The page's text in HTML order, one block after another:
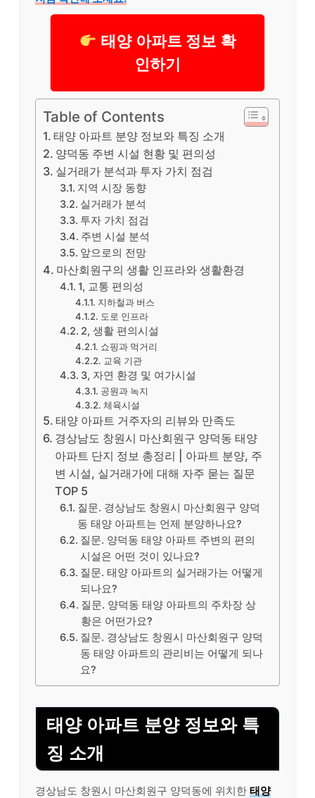
태양 아파트 정보 확
인하기
Table of Contents
태양 아파트 분양 정보와 특징 소개
양덕동 주변 시설 현황 및 편의성
실거래가 분석과 투자 가치 점검
지역 시장 동향
실거래가 분석
투자 가치 점검
주변 시설 분석
앞으로의 전망
마산회원구의 생활 인프라와 생활환경
1, 교통 편의성
지하철과 버스
도로 인프라
2, 생활 편의시설
쇼핑과 먹거리
교육 기관
3, 자연 환경 및 여가시설
공원과 녹지
체육시설
태양 아파트 거주자의 리뷰와 만족도
경상남도 창원시 마산회원구 양덕동 태양
아파트 단지 정보 총정리 | 아파트 분양, 주
변 시설, 실거래가에 대해 자주 묻는 질문
TOP 5
질문. 경상남도 창원시 마산회원구 양덕
동 태양 아파트는 언제 분양하나요?
질문. 양덕동 태양 아파트 주변의 편의
시설은 어떤 것이 있나요?
질문. 태양 아파트의 실거래가는 어떻게
되나요?
질문. 양덕동 태양 아파트의 주차장 상
황은 어떤가요?
질문. 경상남도 창원시 마산회원구 양덕
동 태양 아파트의 관리비는 어떻게 되나
요?
태양 아파트 분양 정보와 특
징 소개
경상남도 창원시 마산회원구 양덕동에 위치한 태양